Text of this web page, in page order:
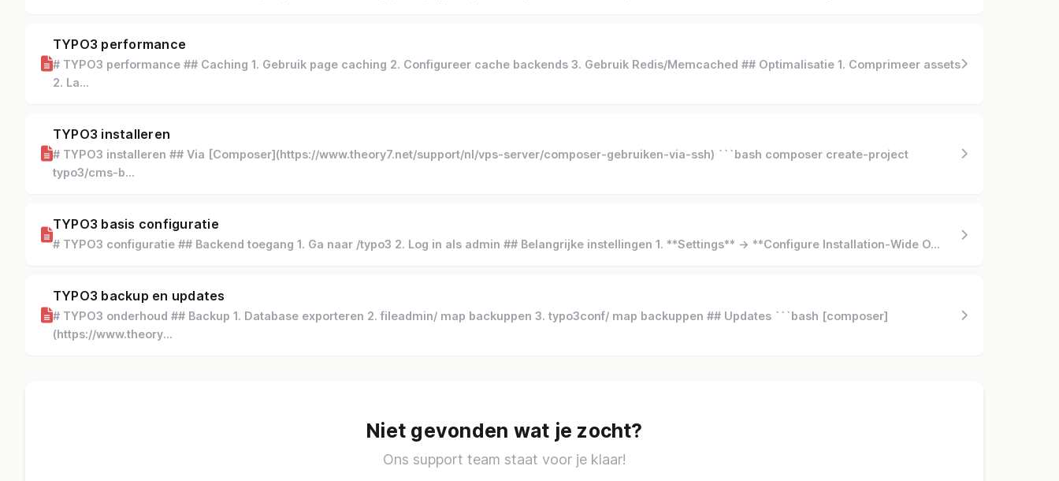
TYPO3 performance
# TYPO3 performance ## Caching 1. Gebruik page caching 2. Configureer cache backends 3. Gebruik Redis/Memcached ## Optimalisatie 1. Comprimeer assets
2. La...
TYPO3 installeren
# TYPO3 installeren ## Via [Composer](https://www.theory7.net/support/nl/vps-server/composer-gebruiken-via-ssh) ```bash composer create-project
typo3/cms-b...
TYPO3 basis configuratie
# TYPO3 configuratie ## Backend toegang 1. Ga naar /typo3 2. Log in als admin ## Belangrijke instellingen 1. **Settings** → **Configure Installation-Wide O...
TYPO3 backup en updates
# TYPO3 onderhoud ## Backup 1. Database exporteren 2. fileadmin/ map backuppen 3. typo3conf/ map backuppen ## Updates ```bash [composer]
(https://www.theory...
Niet gevonden wat je zocht?
Ons support team staat voor je klaar!